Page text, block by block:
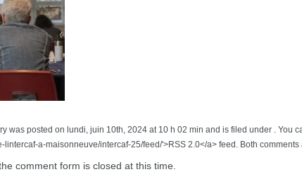
was posted on lundi, juin 10th, 2024 at 10 h 02 min and is filed under . You
lintercaf-a-maisonneuve/intercaf-25/feed/'>RSS 2.0</a> feed. Both
comment form is closed at this time.